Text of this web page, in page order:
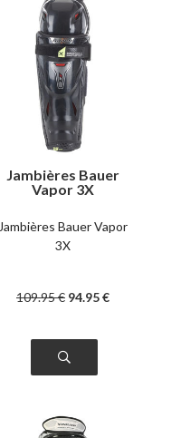
Jambières Bauer
Vapor 3X
Jambières Bauer Vapor
3X
109.95€ 94.95€